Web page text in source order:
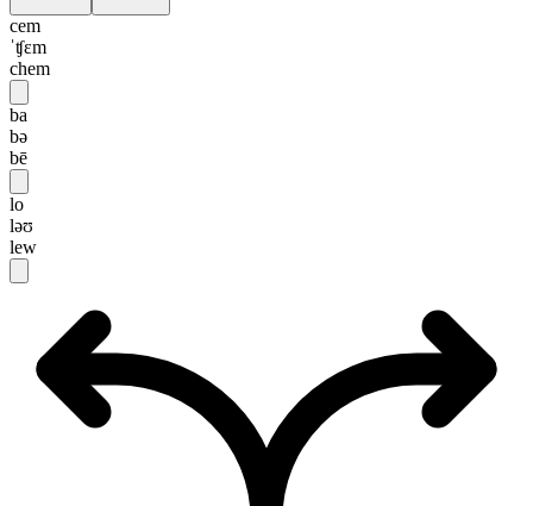
cem
ˈʧɛm
chem
ba
bə
bē
lo
ləʊ
lew